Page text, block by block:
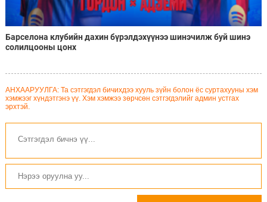
Барселона клубийн дахин бүрэлдэхүүнээ шинэчилж буй шинэ
солилцооны цонх
АНХААРУУЛГА: Та сэтгэгдэл бичихдээ хууль зүйн болон ёс суртахууны хэм
хэмжээг хүндэтгэнэ үү. Хэм хэмжээ зөрчсөн сэтгэгдэлийг админ устгах
эрхтэй.